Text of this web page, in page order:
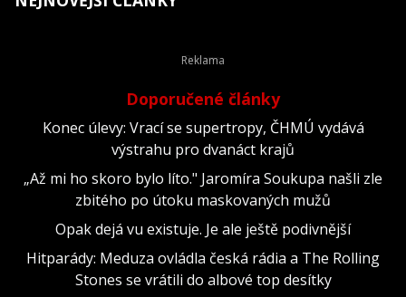
Doporučené články
Konec úlevy: Vrací se supertropy, ČHMÚ vydává
výstrahu pro dvanáct krajů
„Až mi ho skoro bylo líto." Jaromíra Soukupa našli zle
zbitého po útoku maskovaných mužů
Opak dejá vu existuje. Je ale ještě podivnější
Hitparády: Meduza ovládla česká rádia a The Rolling
Stones se vrátili do albové top desítky